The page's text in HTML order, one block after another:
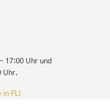
17:00 Uhr und
Uhr.
in FL!